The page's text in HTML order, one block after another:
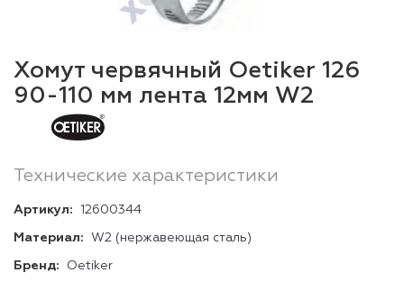
Хомут червячный Oetiker 126
90-110 мм лента 12мм W2
Технические характеристики
Артикул: 12600344
Материал: W2 (нержавеющая сталь)
Бренд: Oetiker